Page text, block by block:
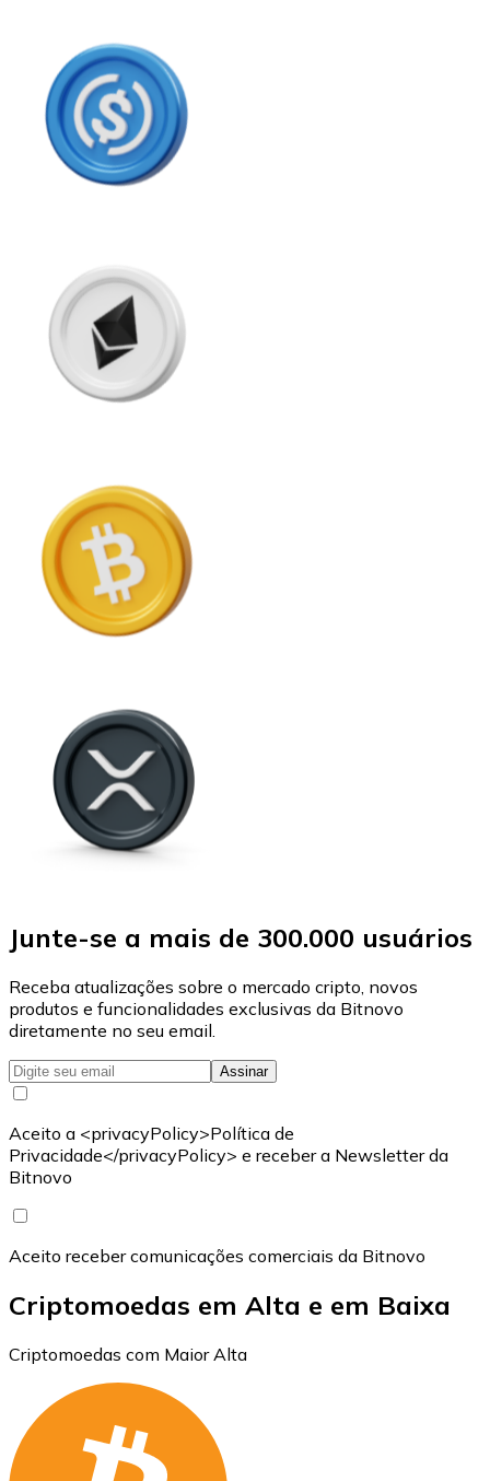
Junte-se a mais de 300.000 usuários
Receba atualizações sobre o mercado cripto, novos
produtos e funcionalidades exclusivas da Bitnovo
diretamente no seu email.
Assinar
Aceito a <privacyPolicy>Política de
Privacidade</privacyPolicy> e receber a Newsletter da
Bitnovo
Aceito receber comunicações comerciais da Bitnovo
Criptomoedas em Alta e em Baixa
Criptomoedas com Maior Alta